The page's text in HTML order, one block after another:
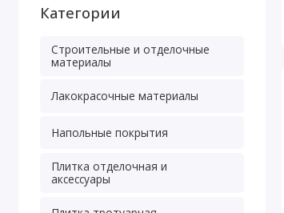
Категории
Строительные и отделочные
материалы
Лакокрасочные материалы
Напольные покрытия
Плитка отделочная и
аксессуары